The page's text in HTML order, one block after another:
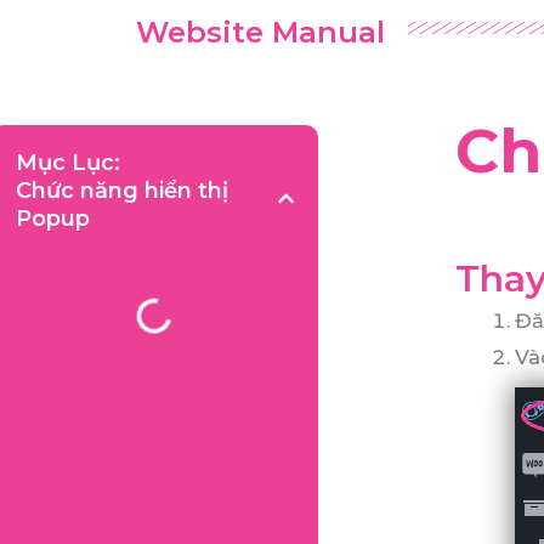
Website Manual
Mục Lục:
Chức năng hiển thị
Popup